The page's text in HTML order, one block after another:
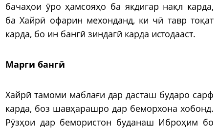
бачаҳои ӯро ҳамсояҳо ба якдигар нақл карда,
ба Хайрӣ офарин мехонданд, ки чӣ тавр тоқат
карда, бо ин бангӣ зиндагӣ карда истодааст.
Марги бангӣ
Хайрӣ тамоми маблағи дар дасташ бударо сарф
карда, боз шавҳарашро дар беморхона хобонд.
Рӯзҳои дар бемористон буданаш Иброҳим бо